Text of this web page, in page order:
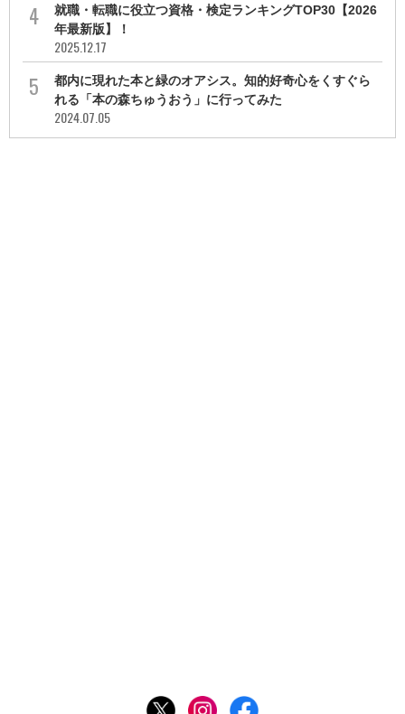
就職・転職に役立つ資格・検定ランキングTOP30【2026
年最新版】！
2025.12.17
都内に現れた本と緑のオアシス。知的好奇心をくすぐら
れる「本の森ちゅうおう」に行ってみた
2024.07.05